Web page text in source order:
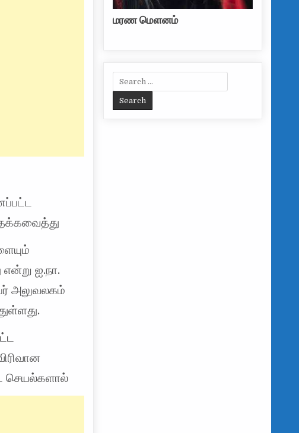
தக்கவைத்து
என்று ஐ.நா.
அலுவலகம்
செயல்களால்
மரண மௌனம்
Search for: